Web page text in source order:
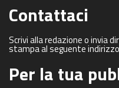
Contattaci
Scrivi alla redazione o invia
stampa al seguente
Per la tua